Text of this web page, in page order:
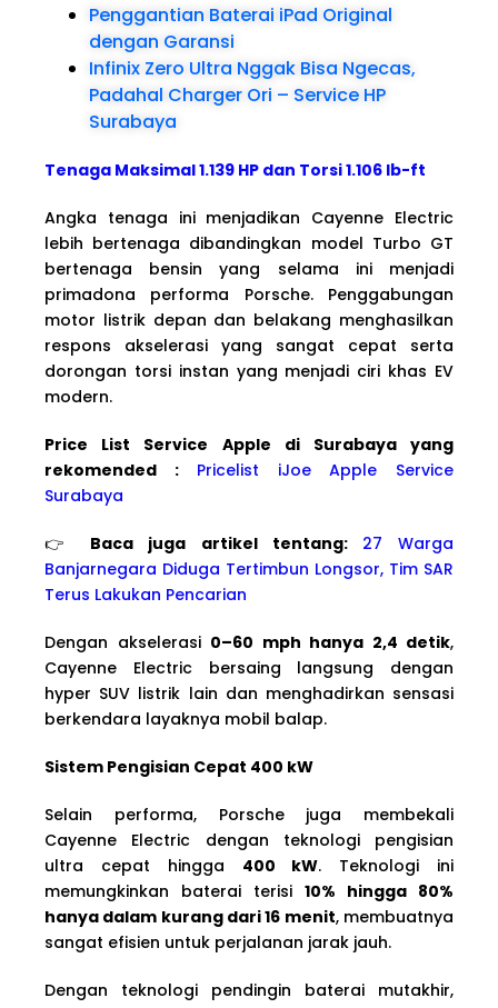
Penggantian Baterai iPad Original
dengan Garansi
Infinix Zero Ultra Nggak Bisa Ngecas,
Padahal Charger Ori – Service HP
Surabaya
Tenaga Maksimal 1.139 HP dan Torsi 1.106 lb-ft
Angka tenaga ini menjadikan Cayenne Electric
lebih bertenaga dibandingkan model Turbo GT
bertenaga bensin yang selama ini menjadi
primadona performa Porsche. Penggabungan
motor listrik depan dan belakang menghasilkan
respons akselerasi yang sangat cepat serta
dorongan torsi instan yang menjadi ciri khas EV
modern.
Price List Service Apple di Surabaya yang
rekomended :
Pricelist iJoe Apple Service
Surabaya
👉 Baca juga artikel tentang: 27 Warga
Banjarnegara Diduga Tertimbun Longsor, Tim SAR
Terus Lakukan Pencarian
Dengan akselerasi 0–60 mph hanya 2,4 detik,
Cayenne Electric bersaing langsung dengan
hyper SUV listrik lain dan menghadirkan sensasi
berkendara layaknya mobil balap.
Sistem Pengisian Cepat 400 kW
Selain performa, Porsche juga membekali
Cayenne Electric dengan teknologi pengisian
ultra cepat hingga 400 kW. Teknologi ini
memungkinkan baterai terisi 10% hingga 80%
hanya dalam kurang dari 16 menit, membuatnya
sangat efisien untuk perjalanan jarak jauh.
Dengan teknologi pendingin baterai mutakhir,